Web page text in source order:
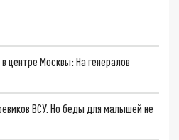
центре Москвы: На генералов
ВСУ. Но беды для малышей не